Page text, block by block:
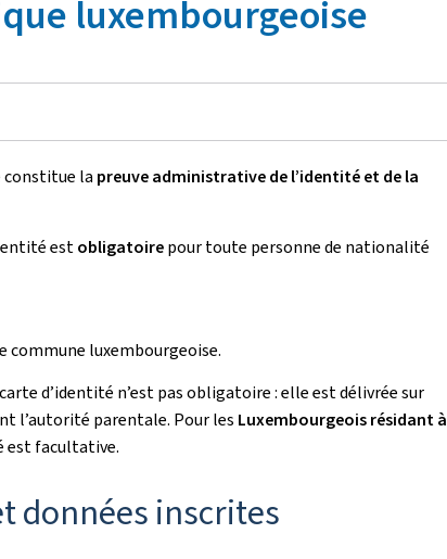
luxembourgeoise
constitue la preuve administrative de l’identité et de la
estobligatoirepour toute personne de nationalité
commune luxembourgeoise.
d’identité n’est pas obligatoire : elle est délivrée sur
l’autorité parentale. Pour les Luxembourgeois résidant à
est facultative.
données inscrites